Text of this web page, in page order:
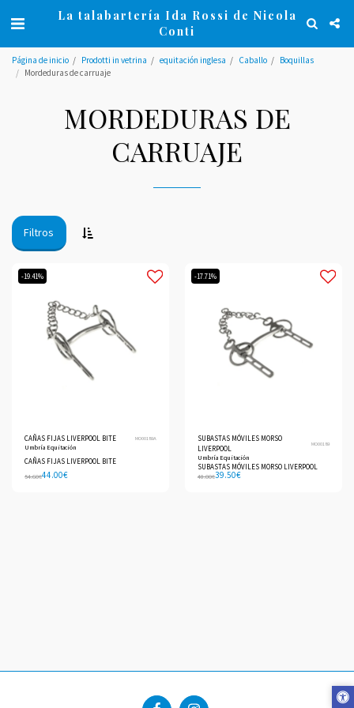
La talabartería Ida Rossi de Nicola
Conti
Página de inicio Prodotti in vetrina equitación inglesa Caballo
Boquillas
Mordeduras de carruaje
MORDEDURAS DE
CARRUAJE
Filtros
-19.41%
CAÑAS FIJAS LIVERPOOL BITE MO00189A
Umbría Equitación
CAÑAS FIJAS LIVERPOOL BITE
54.60€44.00€
-17.71%
SUBASTAS MÓVILES MORSO
LIVERPOOL
MO00189
Umbría Equitación
SUBASTAS MÓVILES MORSO LIVERPOOL
48.00€39.50€